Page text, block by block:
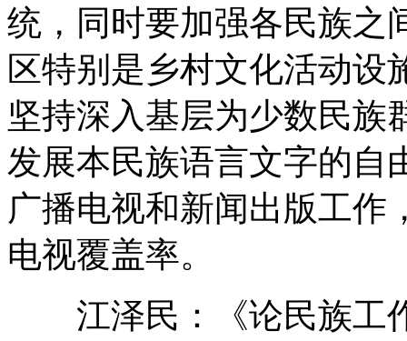
统，同时要加强各民族之
区特别是乡村文化活动设
坚持深入基层为少数民族
发展本民族语言文字的自
广播电视和新闻出版工作
电视覆盖率。
江泽民：《论民族工作